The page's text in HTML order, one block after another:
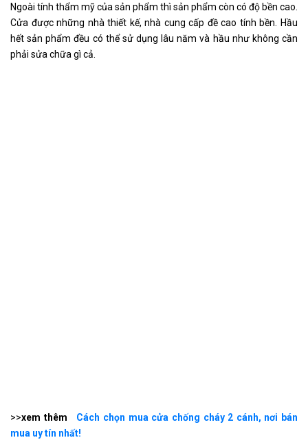
Ngoài tính thẩm mỹ của sản phẩm thì sản phẩm còn có độ bền cao.
Cửa được những nhà thiết kế, nhà cung cấp đề cao tính bền. Hầu
hết sản phẩm đều có thể sử dụng lâu năm và hầu như không cần
phải sửa chữa gì cả.
>>xem thêm
Cách chọn mua cửa chống cháy 2 cánh, nơi bán
mua uy tín nhất!